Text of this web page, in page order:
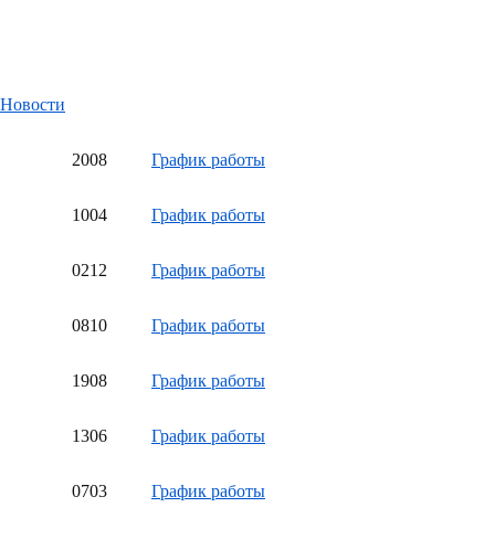
Новости
2008 График работы
1004 График работы
0212 График работы
0810 График работы
1908 График работы
1306 График работы
0703 График работы